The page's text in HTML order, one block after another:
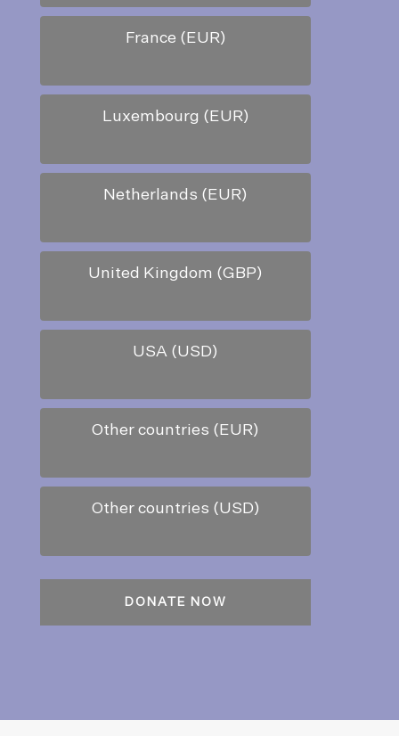
France (EUR)
Luxembourg (EUR)
Netherlands (EUR)
United Kingdom (GBP)
USA (USD)
Other countries (EUR)
Other countries (USD)